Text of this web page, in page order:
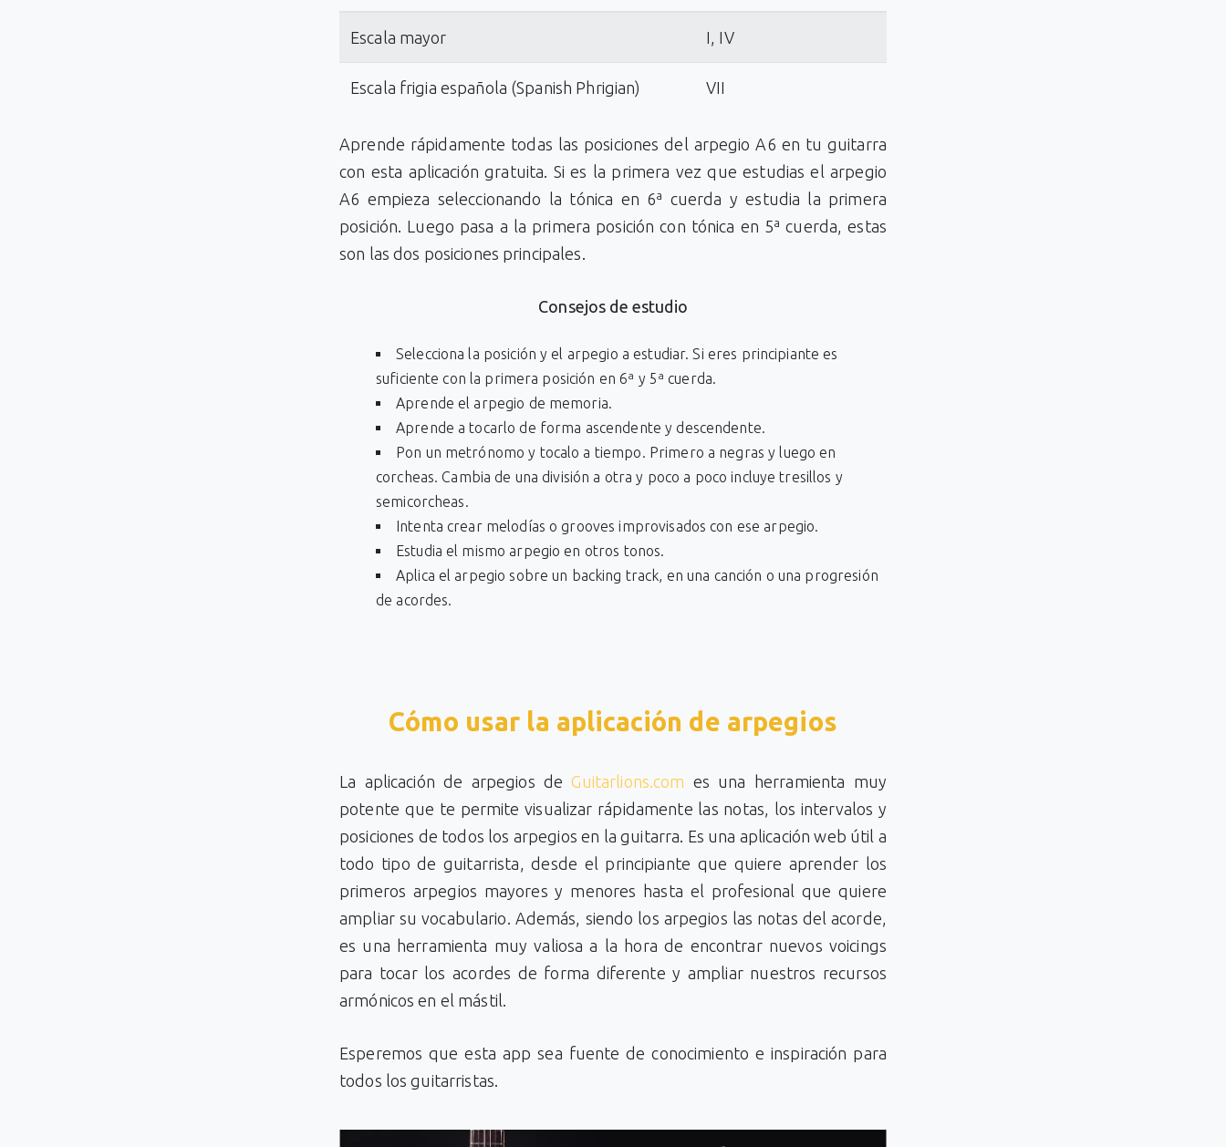
Escala mayor I, IV
Escala frigia española (Spanish Phrigian) VII
Aprende rápidamente todas las posiciones del arpegio A6 en tu guitarra
con esta aplicación gratuita. Si es la primera vez que estudias el arpegio
A6 empieza seleccionando la tónica en 6ª cuerda y estudia la primera
posición. Luego pasa a la primera posición con tónica en 5ª cuerda, estas
son las dos posiciones principales.
Consejos de estudio
Selecciona la posición y el arpegio a estudiar. Si eres principiante es
suficiente con la primera posición en 6ª y 5ª cuerda.
Aprende el arpegio de memoria.
Aprende a tocarlo de forma ascendente y descendente.
Pon un metrónomo y tocalo a tiempo. Primero a negras y luego en
corcheas. Cambia de una división a otra y poco a poco incluye tresillos y
semicorcheas.
Intenta crear melodías o grooves improvisados con ese arpegio.
Estudia el mismo arpegio en otros tonos.
Aplica el arpegio sobre un backing track, en una canción o una progresión
de acordes.
Cómo usar la aplicación de arpegios
La aplicación de arpegios deGuitarlions.com es una herramienta muy
potente que te permite visualizar rápidamente las notas, los intervalos y
posiciones de todos los arpegios en la guitarra. Es una aplicación web útil a
todo tipo de guitarrista, desde el principiante que quiere aprender los
primeros arpegios mayores y menores hasta el profesional que quiere
ampliar su vocabulario. Además, siendo los arpegios las notas del acorde,
es una herramienta muy valiosa a la hora de encontrar nuevos voicings
para tocar los acordes de forma diferente y ampliar nuestros recursos
armónicos en el mástil.
Esperemos que esta app sea fuente de conocimiento e inspiración para
todos los guitarristas.